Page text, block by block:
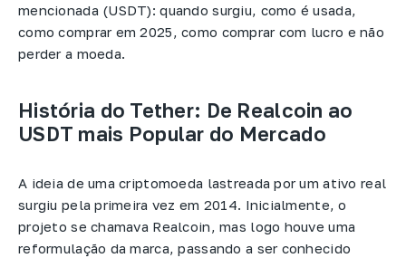
mencionada (USDT): quando surgiu, como é usada,
como comprar em 2025, como comprar com lucro e não
perder a moeda.
História do Tether: De Realcoin ao
USDT mais Popular do Mercado
A ideia de uma criptomoeda lastreada por um ativo real
surgiu pela primeira vez em 2014. Inicialmente, o
projeto se chamava Realcoin, mas logo houve uma
reformulação da marca, passando a ser conhecido